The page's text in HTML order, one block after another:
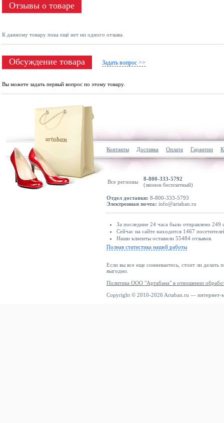
Отзывы о товаре
К данному товару пока ещё нет ни одного отзыва.
Обсуждение товара Задать вопрос >>
Вы можете задать первый вопрос по этому товару.
Контакты Доставка Оплата Гарантии
Все регионы
8-800-333-5792
(звонок бесплатный)
Отдел доставки: 8-800-333-5793
Электронная почта: info@artaban.ru
За последние 24 часа было отправлено
Сейчас на сайте находится 1467
Наши клиенты оставили 55484 отзывов.
Полная статистика нашей работы
Если вы все еще сомневаетесь, стоит ли делать
выгодно.
Политика ООО "Артабана" в отношении
Copyright © 2010-2026 Artaban.ru — интернет-